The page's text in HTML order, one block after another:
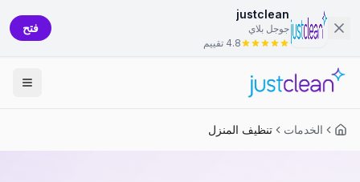
justclean
جوجل بلاي
4.8 تقييم
فتح
الخدمات تنظيف المنزل